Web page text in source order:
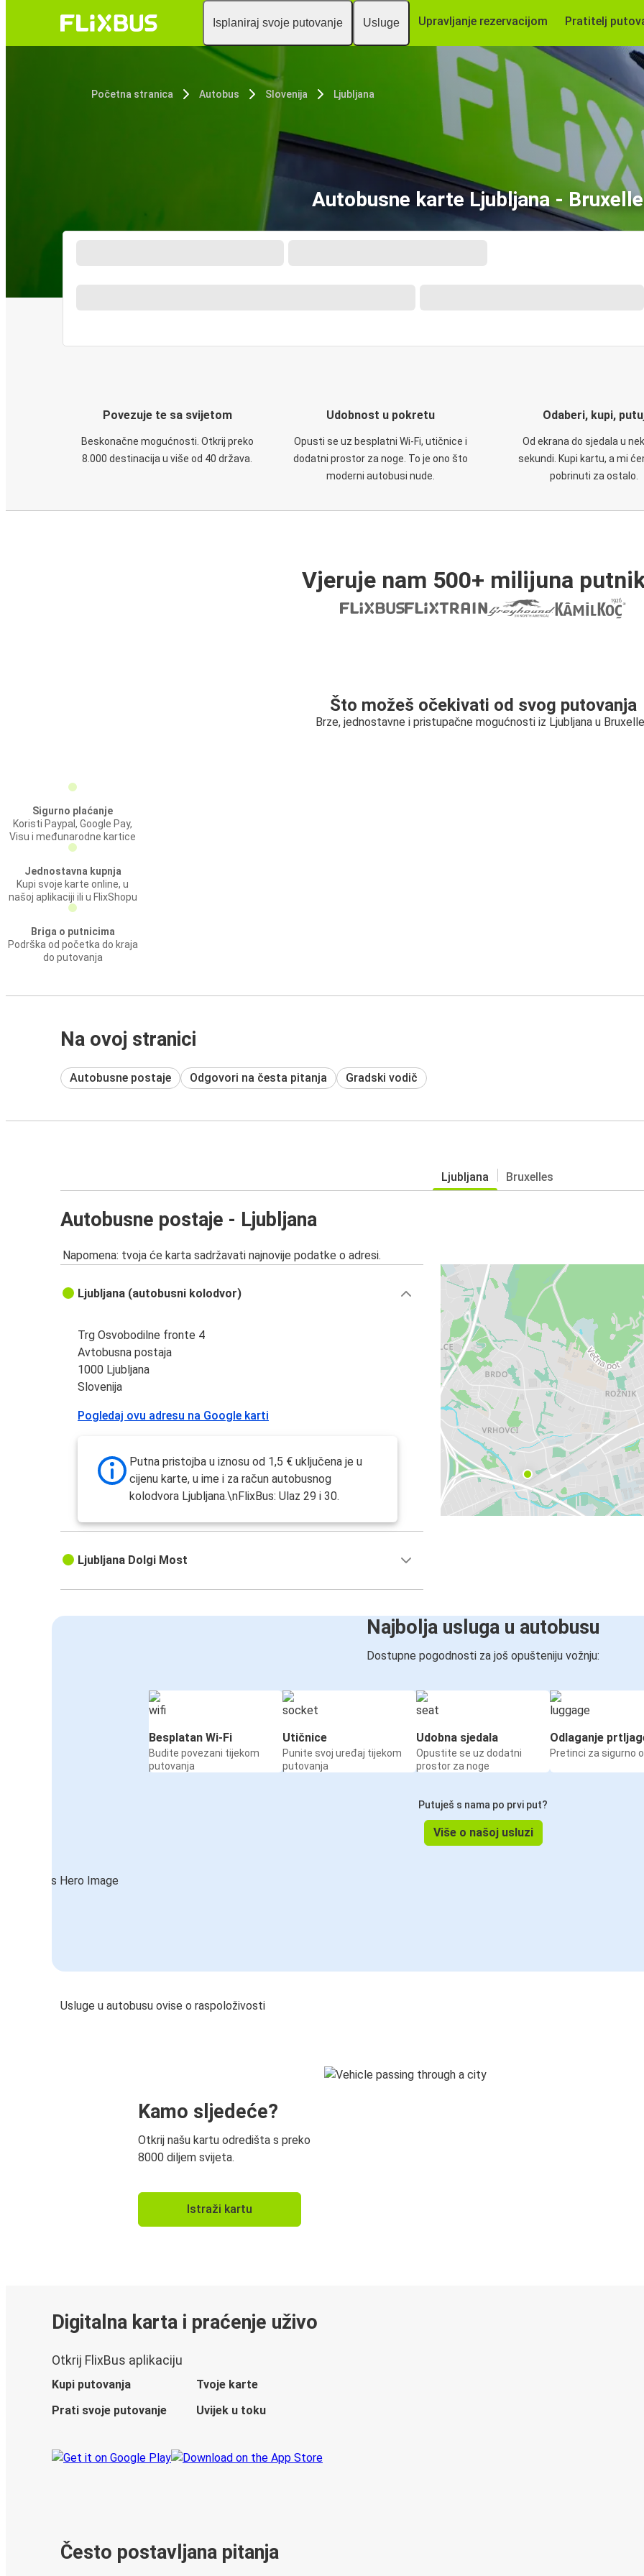
Isplaniraj svoje putovanje Usluge Upravljanje rezervacijom Pratitelj
Početna stranica Autobus Slovenija Ljubljana
Autobusne karte Ljubljana -
Povezuje te sa svijetom
Beskonačne mogućnosti. Otkrij preko
8.000 destinacija u više od 40 država.
Udobnost u pokretu
Opusti se uz besplatni Wi-Fi, utičnice i
dodatni prostor za noge. To je ono što
moderni autobusi nude.
Odaberi, kupi,
Od ekrana do sjedala u
sekundi. Kupi kartu, a mi
pobrinuti za ostalo.
Vjeruje nam 500+ milijuna
Što možeš očekivati od svog putovanja
Brze, jednostavne i pristupačne mogućnosti iz Ljubljana u
Sigurno plaćanje
Koristi Paypal, Google Pay,
Visu i međunarodne kartice
Jednostavna kupnja
Kupi svoje karte online, u
našoj aplikaciji ili u FlixShopu
Briga o putnicima
Podrška od početka do kraja
do putovanja
Na ovoj stranici
Autobusne postaje Odgovori na česta pitanja Gradski vodič
Ljubljana Bruxelles
Autobusne postaje - Ljubljana
Napomena: tvoja će karta sadržavati najnovije podatke o adresi.
Ljubljana (autobusni kolodvor)
Trg Osvobodilne fronte 4
Avtobusna postaja
1000 Ljubljana
Slovenija
Pogledaj ovu adresu na Google karti
Putna pristojba u iznosu od 1,5 € uključena je u
cijenu karte, u ime i za račun autobusnog
kolodvora Ljubljana.\nFlixBus: Ulaz 29 i 30.
Ljubljana Dolgi Most
Najbolja usluga u autobusu
Dostupne pogodnosti za još opušteniju vožnju:
Besplatan Wi-Fi
Budite povezani tijekom
putovanja
Utičnice
Punite svoj uređaj tijekom
putovanja
Udobna sjedala
Opustite se uz dodatni
prostor za noge
Odlaganje
Pretinci za sigurno
Putuješ s nama po prvi put?
Više o našoj usluzi
Usluge u autobusu ovise o raspoloživosti
Kamo sljedeće?
Otkrij našu kartu odredišta s preko
8000 diljem svijeta.
Istraži kartu
Digitalna karta i praćenje uživo
Otkrij FlixBus aplikaciju
Kupi putovanja
Tvoje karte
Prati svoje putovanje
Uvijek u toku
Često postavljana pitanja